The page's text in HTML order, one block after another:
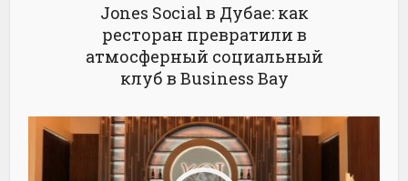
Jones Social в Дубае: как
ресторан превратили в
атмосферный социальный
клуб в Business Bay